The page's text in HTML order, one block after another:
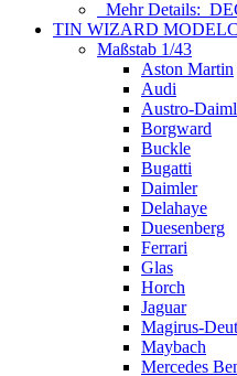
Mehr Details:
TIN WIZARD
Maßstab 1/43
Aston Martin
Audi
Austro-
Borgward
Buckle
Bugatti
Daimler
Delahaye
Duesenberg
Ferrari
Glas
Horch
Jaguar
Magirus-
Maybach
Mercedes